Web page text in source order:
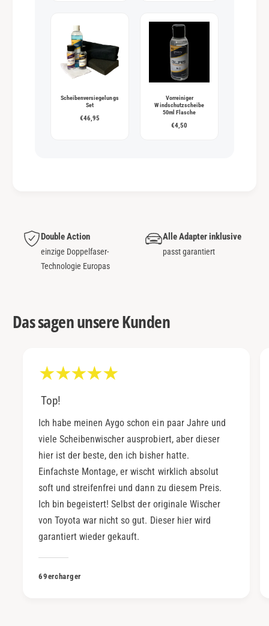
Scheibenversiegelungs
Set
€46,95
Vorreiniger
Windschutzscheibe
50ml Flasche
€4,50
Double Action
einzige Doppelfaser-
Technologie Europas
Alle Adapter inklusive
passt garantiert
Das sagen unsere Kunden
Top!
Ich habe meinen Aygo schon ein paar Jahre und
viele Scheibenwischer ausprobiert, aber dieser
hier ist der beste, den ich bisher hatte.
Einfachste Montage, er wischt wirklich absolut
soft und streifenfrei und dann zu diesem Preis.
Ich bin begeistert! Selbst der originale Wischer
von Toyota war nicht so gut. Dieser hier wird
garantiert wieder gekauft.
69ercharger